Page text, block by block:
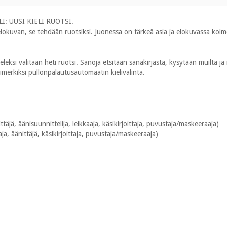
UUSI KIELI RUOTSI.
se tehdään ruotsiksi. Juonessa on tärkeä asia ja elokuvassa
valitaan heti ruotsi. Sanoja etsitään sanakirjasta, kysytään muilta
pullonpalautusautomaatin kielivalinta.
äänisuunnittelija, leikkaaja, käsikirjoittaja, puvustaja/maskeeraaja)
äänittäjä, käsikirjoittaja, puvustaja/maskeeraaja)